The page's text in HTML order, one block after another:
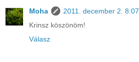
Moha
2011. december 2. 8:07
Krinsz köszönöm!
Válasz